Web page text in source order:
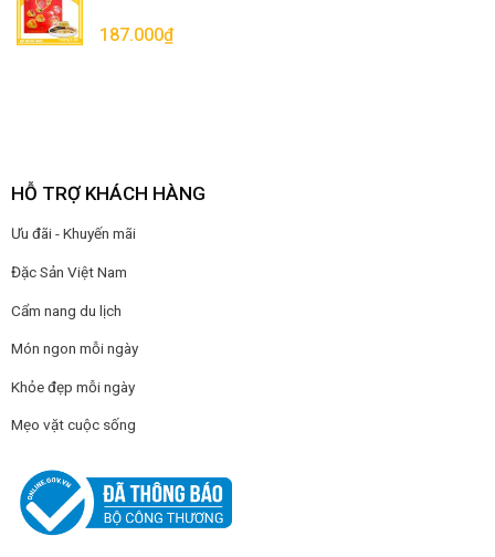
187.000₫
HỖ TRỢ KHÁCH HÀNG
Ưu đãi - Khuyến mãi
Đặc Sản Việt Nam
Cẩm nang du lịch
Món ngon mỗi ngày
Khỏe đẹp mỗi ngày
Mẹo vặt cuộc sống